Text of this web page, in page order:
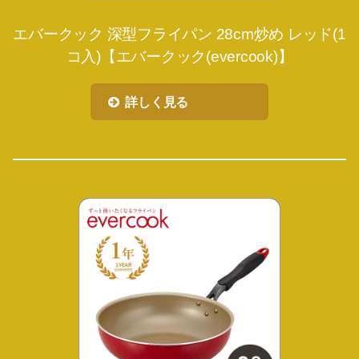
エバークック 深型フライパン 28cm炒め レッド(1
コ入)【エバークック(evercook)】
詳しく見る